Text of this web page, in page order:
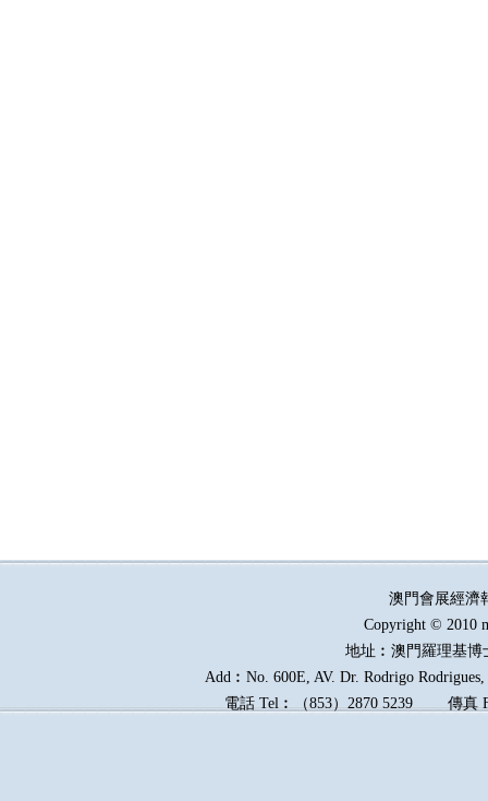
澳門會展經
Copyright © 2010
地址︰澳門羅理基博
Add︰No. 600E, AV. Dr. Rodrigo
電話 Tel︰（853）2870 5239傳真